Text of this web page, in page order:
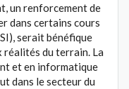
un renforcement de
dans certains cours
serait bénéfique
réalités du terrain. La
et en informatique
dans le secteur du